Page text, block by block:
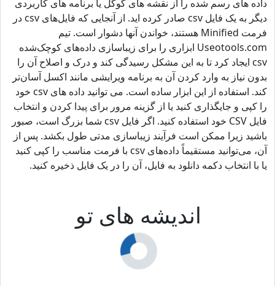
داده های رسم شده را از نقشه های گوگل یا برنامه های کاربردی
دیگر به یک فایل csv صادر کرده اید. از آنجایی که فایل‌های csv در
فرمت Minified هستند، خواندن آنها دشوار است. تیم
Useotools.com ابزاری را برای زیباسازی داده‌های کوچک‌شده
csv ایجاد کرد تا به این مشکل رسیدگی کند و درک و اصلاح آن را
بدون نیاز به وارد کردن آن به برنامه ویرایشی مانند اکسل آسان‌تر
کند. استفاده از این ابزار ساده است. می توانید داده های csv خود
را کپی و جایگذاری کنید یا از گزینه مرور برای پیدا کردن و انتخاب
فایل CSV خود استفاده کنید. اگر فایل csv شما بزرگ است، صبور
باشید زیرا ممکن است فرآیند زیباسازی مدتی طول بکشد. پس از
آن، می‌توانید مستقیماً داده‌های csv با فرمت مناسب را کپی کنید
یا با انتخاب دکمه دانلود به فایل، آن را در یک فایل ذخیره کنید.
اندیشه های تو